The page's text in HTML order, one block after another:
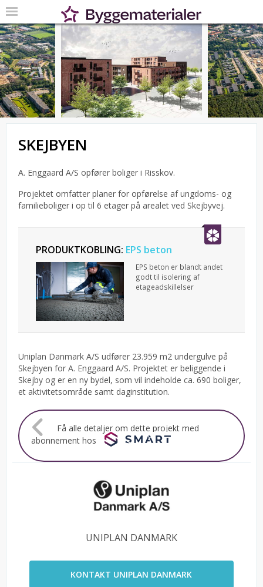
SKEJBYEN
A. Enggaard A/S opfører boliger i Risskov.
Projektet omfatter planer for opførelse af ungdoms- og
familieboliger i op til 6 etager på arealet ved Skejbyvej.
PRODUKTKOBLING: EPS beton
EPS beton er blandt andet
godt til isolering af
etageadskillelser
Uniplan Danmark A/S udfører 23.959 m2 undergulve på
Skejbyen for A. Enggaard A/S. Projektet er beliggende i
Skejby og er en ny bydel, som vil indeholde ca. 690 boliger,
et aktivitetsområde samt daginstitution.
Få alle detaljer om dette projekt med
abonnement hos
UNIPLAN DANMARK
KONTAKT UNIPLAN DANMARK